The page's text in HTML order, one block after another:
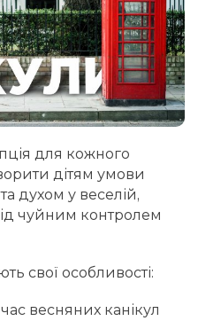
для кожного
дітям умови
духом у веселій,
чуйним контролем
свої особливості:
весняних канікул